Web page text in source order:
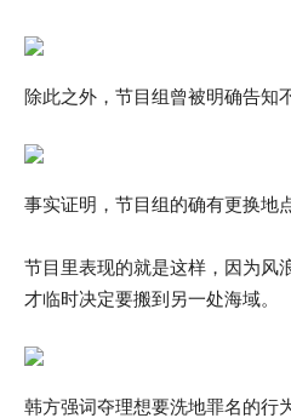
除此之外，节目组曾被明确告知
事实证明，节目组的确有更换地
节目里表现的就是这样，因为风
才临时决定要搬到另一处海域。
韩方强词夺理想要洗地罪名的行